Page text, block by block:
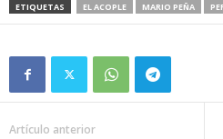
ETIQUETAS EL ACOPLE MARIO PEÑA
Artículo anterior